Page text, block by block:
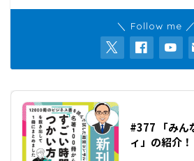
＼ Follow me ／